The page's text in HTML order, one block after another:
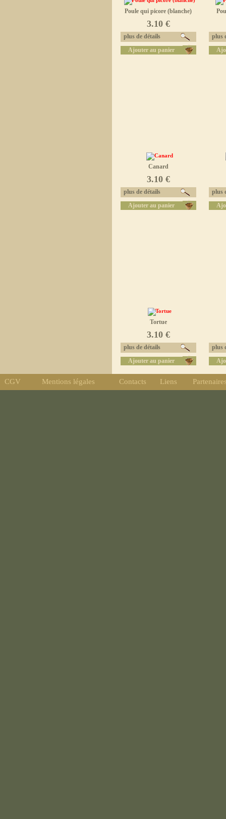
Poule qui picore (blanche)
3.10 €
plus de détails
Ajouter au panier
plus
Canard
3.10 €
plus de détails
Ajouter au panier
plus
Tortue
3.10 €
plus de détails
Ajouter au panier
plus
CGV Mentions légales Contacts Liens